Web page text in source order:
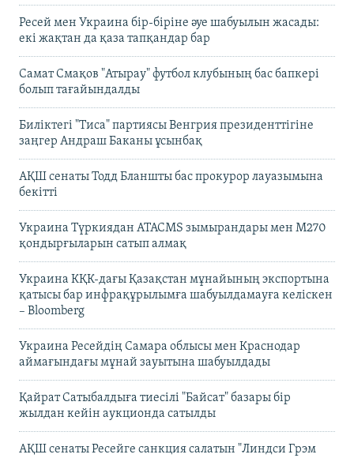
Ресей мен Украина бір-біріне әуе шабуылын жасады:
екі жақтан да қаза тапқандар бар
Самат Смақов "Атырау" футбол клубының бас бапкері
болып тағайындалды
Биліктегі "Тиса" партиясы Венгрия президенттігіне
заңгер Андраш Баканы ұсынбақ
АҚШ сенаты Тодд Бланшты бас прокурор лауазымына
бекітті
Украина Түркиядан ATACMS зымырандары мен M270
қондырғыларын сатып алмақ
Украина КҚК-дағы Қазақстан мұнайының экспортына
қатысы бар инфрақұрылымға шабуылдамауға келіскен
– Bloomberg
Украина Ресейдің Самара облысы мен Краснодар
аймағындағы мұнай зауытына шабуылдады
Қайрат Сатыбалдыға тиесілі "Байсат" базары бір
жылдан кейін аукционда сатылды
АҚШ сенаты Ресейге санкция салатын "Линдси Грэм